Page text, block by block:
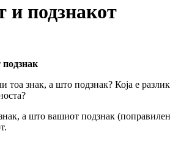
и подзнакот
тоа знак, а што подзнак? Која е
а што вашиот подзнак